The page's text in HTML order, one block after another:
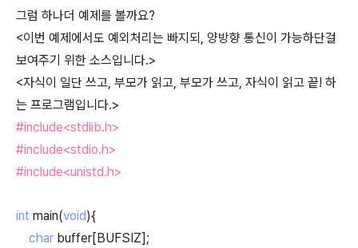
그럼 하나더 예제를 볼까요?
<이번 예제에서도 예외처리는 빠지되, 양방향 통신이 가능하단걸
보여주기 위한 소스입니다.>
<자식이 일단 쓰고, 부모가 읽고, 부모가 쓰고, 자식이 읽고 끝! 하
는 프로그램입니다.>
#include<stdlib.h>
#include<stdio.h>
#include<unistd.h>
int main(void){
char buffer[BUFSIZ];